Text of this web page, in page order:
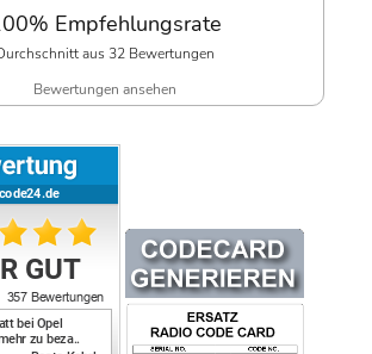
Empfehlungsrate
aus 32 Bewertungen
Bewertungen ansehen